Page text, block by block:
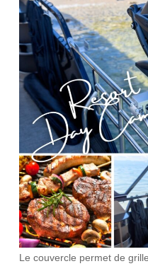
Le couvercle permet de